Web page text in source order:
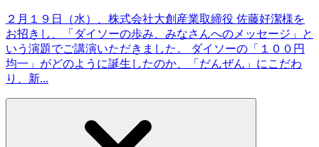
２月１９日（水）、株式会社大創産業取締役 佐藤好潔様を
お招きし、「ダイソーの歩み、みなさんへのメッセージ」と
いう演題でご講演いただきました。 ダイソーの「１００円
均一」がどのように誕生したのか、「だんぜん」にこだわ
り、新...